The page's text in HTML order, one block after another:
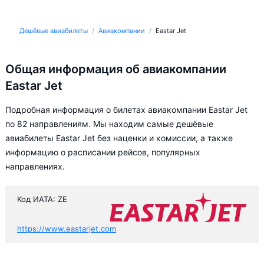
Дешёвые авиабилеты Авиакомпании Eastar Jet
Общая информация об авиакомпании
Eastar Jet
Подробная информация о билетах авиакомпании Eastar Jet
по 82 направлениям. Мы находим самые дешёвые
авиабилеты Eastar Jet без наценки и комиссии, а также
информацию о расписании рейсов, популярных
направлениях.
Код ИАТА: ZE
https://www.eastarjet.com